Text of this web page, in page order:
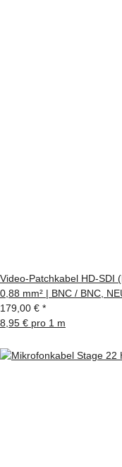
Video-Patchkabel HD-SDI
0,88 mm² | BNC / BNC,
179,00 € *
8,95 € pro 1 m